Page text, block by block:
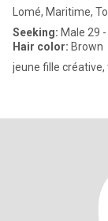
Lomé, Maritime,
Seeking: Male 29
Hair color: Brown
jeune fille créative,